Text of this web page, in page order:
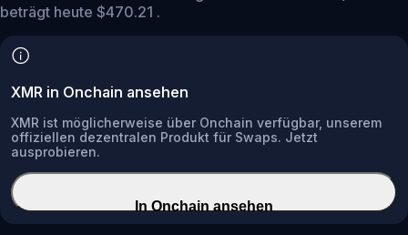
beträgt heute $470.21 .
XMR in Onchain ansehen
XMR ist möglicherweise über Onchain verfügbar, unserem
offiziellen dezentralen Produkt für Swaps. Jetzt
ausprobieren.
In Onchain ansehen